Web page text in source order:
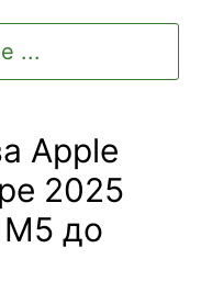
...
Apple
2025
M5 до